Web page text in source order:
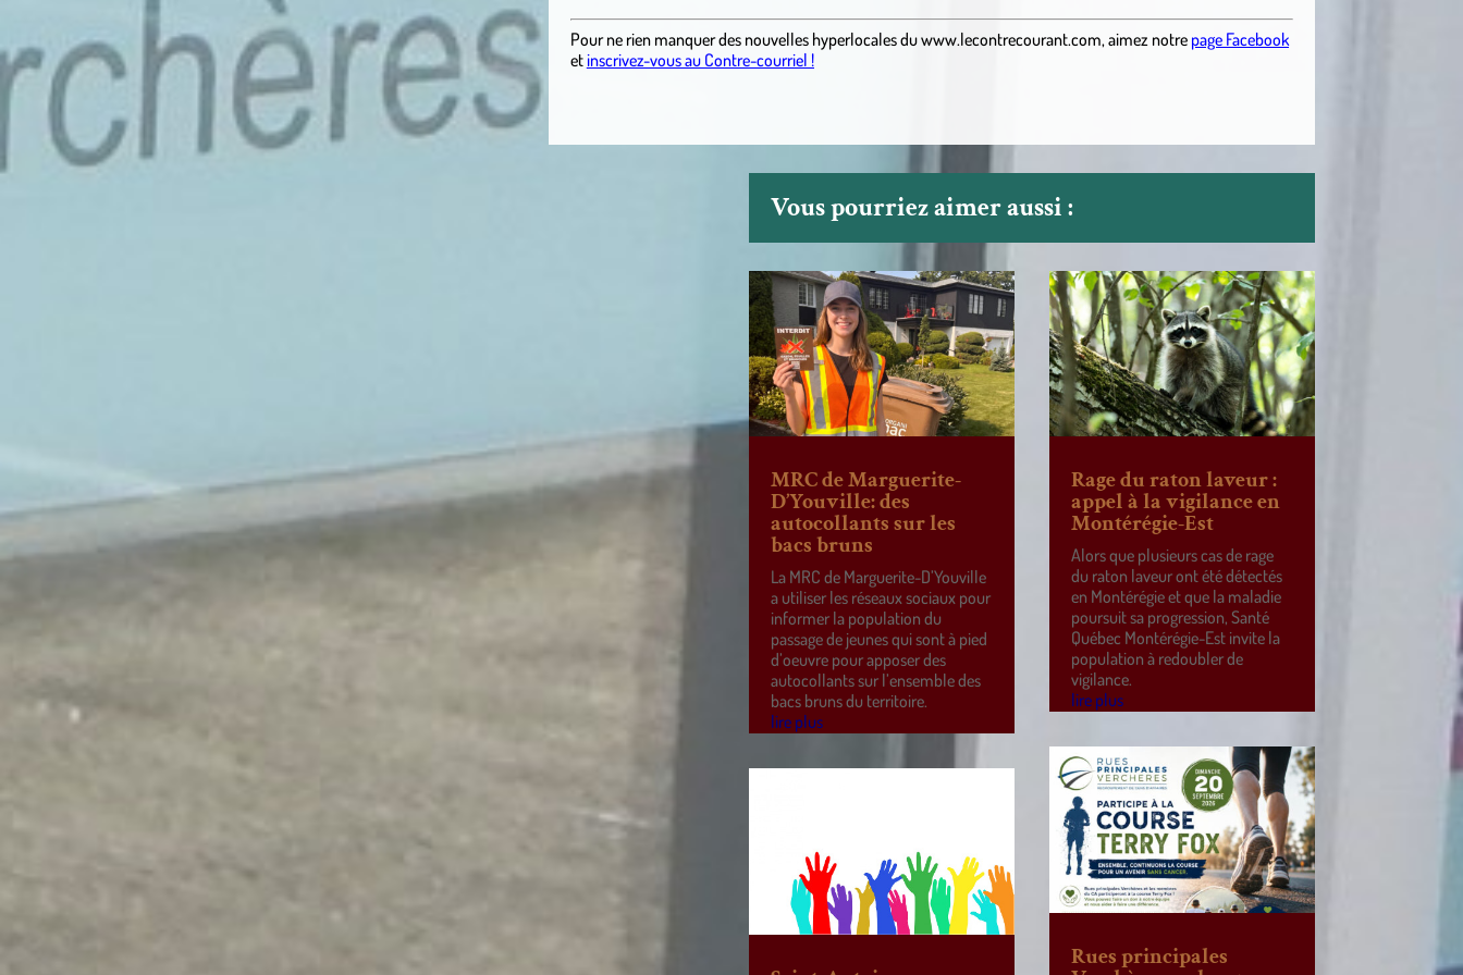
Pour ne rien manquer des nouvelles hyperlocalesduwww.lecontrecourant.com, aimez notre page Facebook
etinscrivez-vous au Contre-courriel !
Vous pourriez aimer aussi :
MRC de Marguerite-
D’Youville: des
autocollants sur les
bacs bruns
La MRC de Marguerite-D’Youville
a utiliser les réseaux sociaux pour
informer la population du
passage de jeunes qui sont à pied
d’oeuvre pour apposer des
autocollants sur l’ensemble des
bacs bruns du territoire.
lire plus
Rage du raton laveur :
appel à la vigilance en
Montérégie-Est
Alors que plusieurs cas de rage
du raton laveur ont été détectés
en Montérégie et que la maladie
poursuit sa progression, Santé
Québec Montérégie-Est invite la
population à redoubler de
vigilance.
lire plus
Rues principales